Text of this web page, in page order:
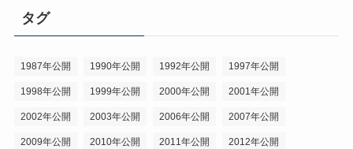
タグ
1987年公開 1990年公開 1992年公開 1997年公開
1998年公開 1999年公開 2000年公開 2001年公開
2002年公開 2003年公開 2006年公開 2007年公開
2009年公開 2010年公開 2011年公開 2012年公開